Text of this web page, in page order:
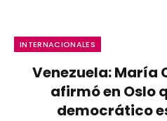
INTERNACIONALES
Venezuela: María
afirmó en Oslo
democrático